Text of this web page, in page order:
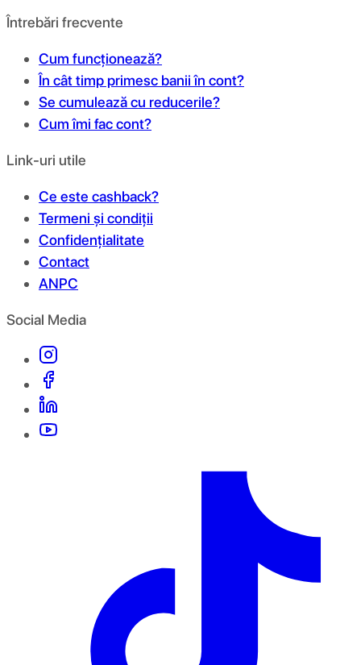
Întrebări frecvente
Cum funcționează?
În cât timp primesc banii în cont?
Se cumulează cu reducerile?
Cum îmi fac cont?
Link-uri utile
Ce este cashback?
Termeni și condiții
Confidențialitate
Contact
ANPC
Social Media